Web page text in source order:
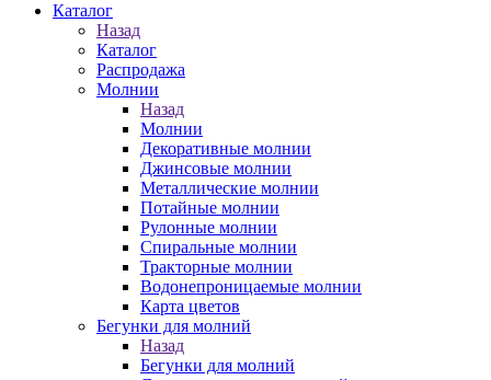
Каталог
Назад
Каталог
Распродажа
Молнии
Назад
Молнии
Декоративные молнии
Джинсовые молнии
Металлические молнии
Потайные молнии
Рулонные молнии
Спиральные молнии
Тракторные молнии
Водонепроницаемые молнии
Карта цветов
Бегунки для молний
Назад
Бегунки для молний